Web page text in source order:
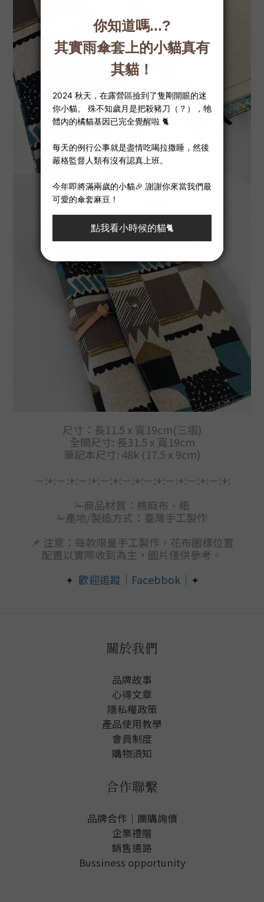
尺寸：長11.5 x 寬19cm(三摺)
全開尺寸: 長31.5 x 寬19cm
筆記本尺寸: 48k (17.5 x 9cm)
－:+:－:+:－:+:－:+:－:+:－:+:－:+:－:+:－:+:
✁商品材質： 棉麻布、紙
✁產地/製造方式：臺灣手工製作
📌 注意：每款限量手工製作，花布圖樣位置
配置以實際收到為主，圖片僅供參考。
✦ 歡迎追蹤｜Facebbok｜ ✦
關於我們
品牌故事
心得文章
隱私權政策
產品使用教學
會員制度
購物須知
合作聯繫
品牌合作｜團購詢價
企業禮贈
銷售通路
Bussiness opportunity